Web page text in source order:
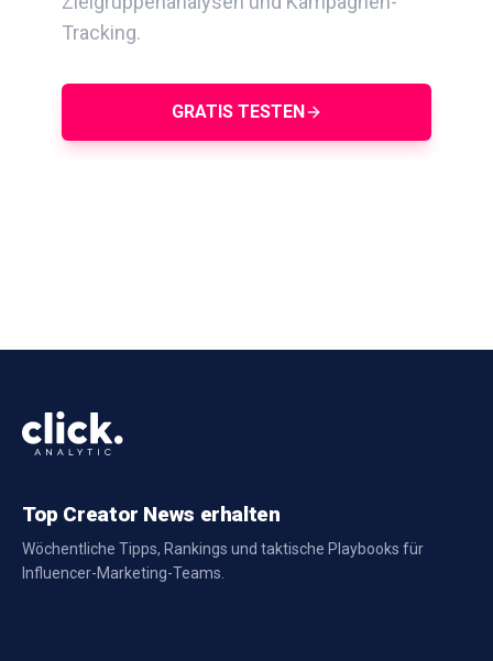
Tracking.
GRATIS TESTEN
Top Creator News erhalten
Wöchentliche Tipps, Rankings und taktische Playbooks für
Influencer-Marketing-Teams.